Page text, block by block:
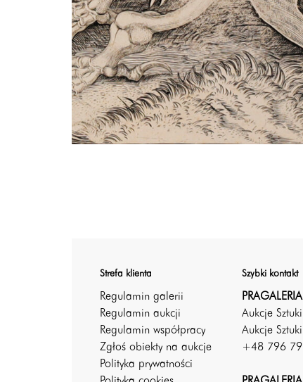
Strefa klienta
Regulamin galerii
Regulamin aukcji
Regulamin współpracy
Zgłoś obiekty na aukcje
Polityka prywatności
Szybki kontakt
Aukcje
Aukcje
+48 796